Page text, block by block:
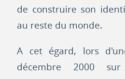
de construire son
au reste du monde.
A cet égard, lors
décembre 2000